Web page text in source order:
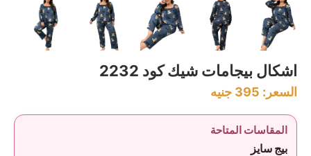
اشكال بيجامات شيك كود 2232
السعر: 395 جنيه
المقاسات المتاحة
بيج سايز